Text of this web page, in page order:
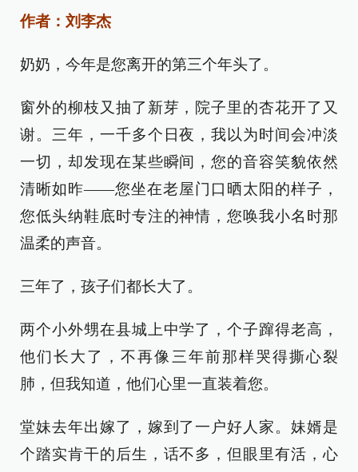
作者：刘李杰
奶奶，今年是您离开的第三个年头了。
窗外的柳枝又抽了新芽，院子里的杏花开了又
谢。三年，一千多个日夜，我以为时间会冲淡
一切，却发现在某些瞬间，您的音容笑貌依然
清晰如昨——您坐在老屋门口晒太阳的样子，
您低头纳鞋底时专注的神情，您唤我小名时那
温柔的声音。
三年了，孩子们都长大了。
两个小外甥在县城上中学了，个子蹿得老高，
他们长大了，不再像三年前那样哭得撕心裂
肺，但我知道，他们心里一直装着您。
堂妹去年出嫁了，嫁到了一户好人家。妹婿是
个踏实肯干的后生，话不多，但眼里有活，心